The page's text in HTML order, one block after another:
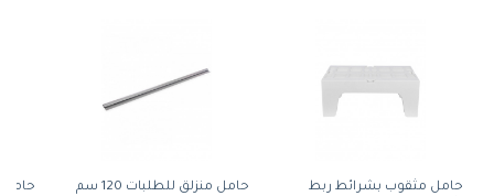
حامل مثقوب بشرائط ربط
حامل منزلق للطلبات 120 سم